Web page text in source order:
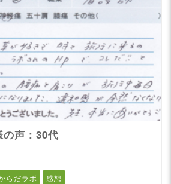
の声：30代
らだラボ 感想